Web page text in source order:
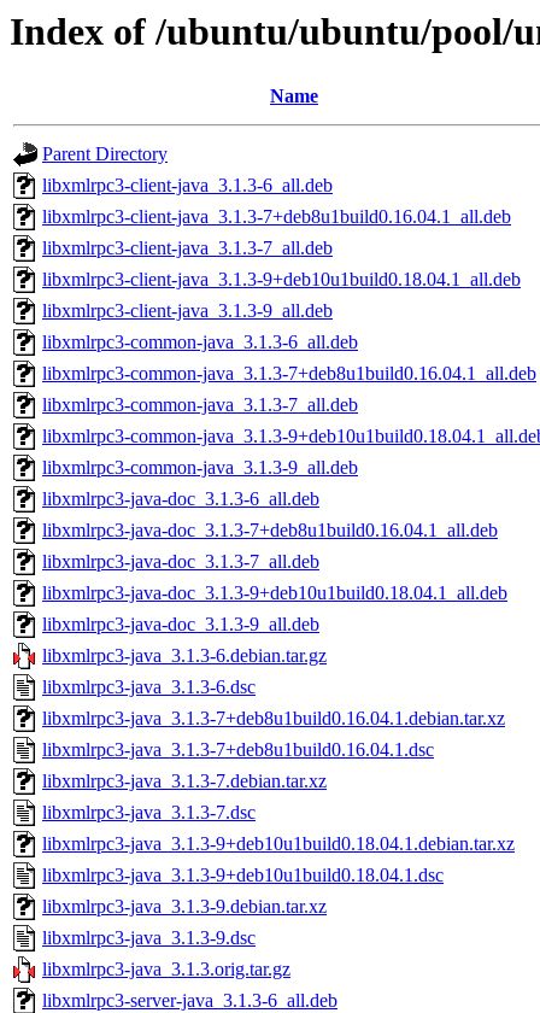
Index of /ubuntu/ubuntu/pool/
Name
Parent Directory
libxmlrpc3-client-java_3.1.3-6_all.deb
libxmlrpc3-client-java_3.1.3-7+deb8u1build0.16.04.1_all.deb
libxmlrpc3-client-java_3.1.3-7_all.deb
libxmlrpc3-client-java_3.1.3-9+deb10u1build0.18.04.1_all.deb
libxmlrpc3-client-java_3.1.3-9_all.deb
libxmlrpc3-common-java_3.1.3-6_all.deb
libxmlrpc3-common-java_3.1.3-7+deb8u1build0.16.04.1_all.deb
libxmlrpc3-common-java_3.1.3-7_all.deb
libxmlrpc3-common-java_3.1.3-
libxmlrpc3-common-java_3.1.3-9_all.deb
libxmlrpc3-java-doc_3.1.3-6_all.deb
libxmlrpc3-java-doc_3.1.3-7+deb8u1build0.16.04.1_all.deb
libxmlrpc3-java-doc_3.1.3-7_all.deb
libxmlrpc3-java-doc_3.1.3-9+deb10u1build0.18.04.1_all.deb
libxmlrpc3-java-doc_3.1.3-9_all.deb
libxmlrpc3-java_3.1.3-6.debian.tar.gz
libxmlrpc3-java_3.1.3-6.dsc
libxmlrpc3-java_3.1.3-7+deb8u1build0.16.04.1.debian.tar.xz
libxmlrpc3-java_3.1.3-7+deb8u1build0.16.04.1.dsc
libxmlrpc3-java_3.1.3-7.debian.tar.xz
libxmlrpc3-java_3.1.3-7.dsc
libxmlrpc3-java_3.1.3-9+deb10u1build0.18.04.1.debian.tar.xz
libxmlrpc3-java_3.1.3-9+deb10u1build0.18.04.1.dsc
libxmlrpc3-java_3.1.3-9.debian.tar.xz
libxmlrpc3-java_3.1.3-9.dsc
libxmlrpc3-java_3.1.3.orig.tar.gz
libxmlrpc3-server-java_3.1.3-6_all.deb